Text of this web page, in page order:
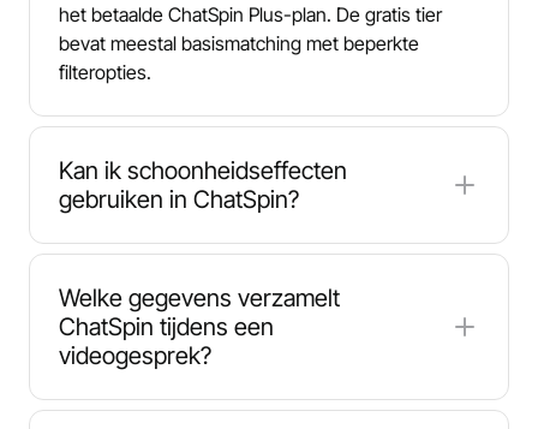
het betaalde ChatSpin Plus-plan. De gratis tier
bevat meestal basismatching met beperkte
filteropties.
Kan ik schoonheidseffecten
gebruiken in ChatSpin?
Ja. ChatSpin Plus-gebruikers hebben toegang tot
leuke camera-opties zoals AI-maskers en visuele
filters (bijvoorbeeld maskers, brillen of afvlakken).
De gratis versie biedt meestal minder of geen
effecten, afhankelijk van het apparaat en de
huidige uitrol van functies.
Welke gegevens verzamelt
ChatSpin tijdens een
videogesprek?
De voorwaarden van ChatSpin geven aan dat de